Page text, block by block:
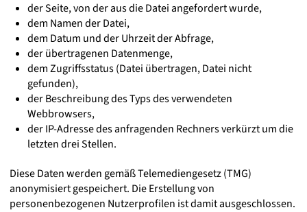
der Seite, von der aus die Datei angefordert wurde,
dem Namen der Datei,
dem Datum und der Uhrzeit der Abfrage,
der übertragenen Datenmenge,
dem Zugriffsstatus (Datei übertragen, Datei nicht
gefunden),
der Beschreibung des Typs des verwendeten
Webbrowsers,
der IP-Adresse des anfragenden Rechners verkürzt um die
letzten drei Stellen.
Diese Daten werden gemäß Telemediengesetz (TMG)
anonymisiert gespeichert. Die Erstellung von
personenbezogenen Nutzerprofilen ist damit ausgeschlossen.